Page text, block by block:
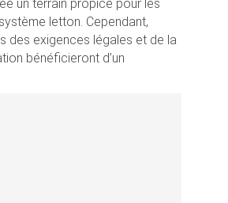
un terrain propice pour les
letton. Cependant,
des exigences légales et de la
bénéficieront d’un